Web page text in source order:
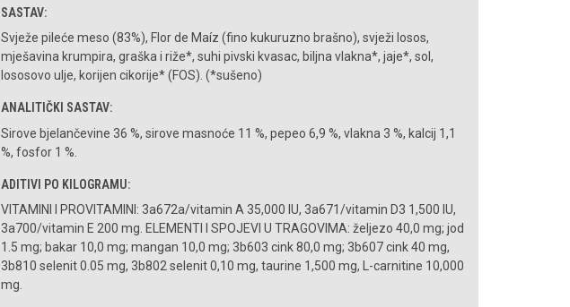
SASTAV:
Svježe pileće meso (83%), Flor de Maíz (fino kukuruzno brašno), svježi losos,
mješavina krumpira, graška i riže*, suhi pivski kvasac, biljna vlakna*, jaje*, sol,
lososovo ulje, korijen cikorije* (FOS). (*sušeno)
ANALITIČKI SASTAV:
Sirove bjelančevine 36 %, sirove masnoće 11 %, pepeo 6,9 %, vlakna 3 %, kalcij 1,1
%, fosfor 1 %.
ADITIVI PO KILOGRAMU:
VITAMINI I PROVITAMINI: 3a672a/vitamin A 35,000 IU, 3a671/vitamin D3 1,500 IU,
3a700/vitamin E 200 mg. ELEMENTI I SPOJEVI U TRAGOVIMA: željezo 40,0 mg; jod
1.5 mg; bakar 10,0 mg; mangan 10,0 mg; 3b603 cink 80,0 mg; 3b607 cink 40 mg,
3b810 selenit 0.05 mg, 3b802 selenit 0,10 mg, taurine 1,500 mg, L-carnitine 10,000
mg.